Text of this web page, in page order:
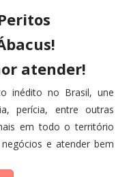
atender!
inédito no Brasil, une
perícia, entre outras
em todo o território
e atender bem